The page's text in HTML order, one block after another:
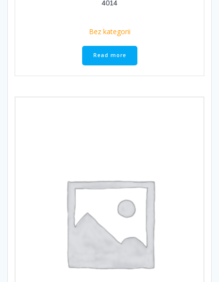
4014
Bez kategorii
Read more